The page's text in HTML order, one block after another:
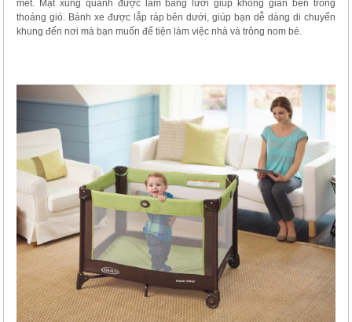
mét. Mặt xung quanh được làm bằng lưới giúp không gian bên trong
thoáng gió. Bánh xe được lắp ráp bên dưới, giúp bạn dễ dàng di chuyển
khung đến nơi mà bạn muốn để tiện làm việc nhà và trông nom bé.